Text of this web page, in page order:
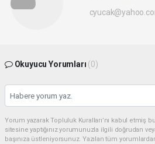
Okuyucu Yorumları (0)
Yorum yazarak Topluluk Kuralları’nı kabul etmiş
sitesine yaptığınız yorumunuzla ilgili doğrudan
başınıza üstleniyorsunuz. Yazılan tüm